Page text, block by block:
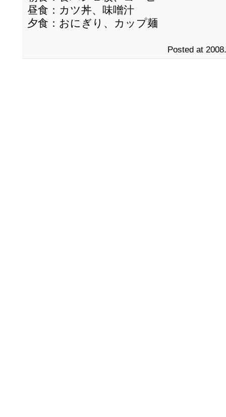
昼食：カツ丼、味噌汁
夕食：おにぎり、カップ麺
Posted at